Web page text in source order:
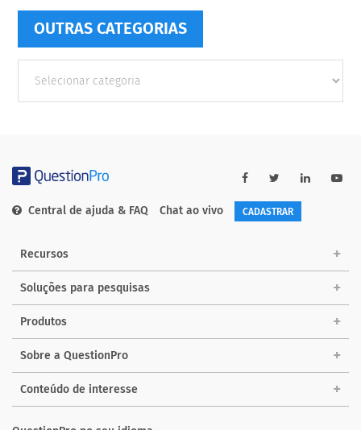
OUTRAS CATEGORIAS
Categorias
Central de ajuda & FAQ Chat ao vivo CADASTRAR
Recursos
Soluções para pesquisas
Produtos
Sobre a QuestionPro
Conteúdo de interesse